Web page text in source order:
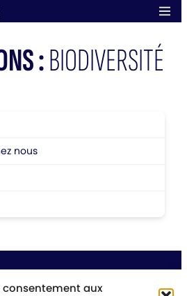
consentement aux
:BIODIVERSITÉ
nous